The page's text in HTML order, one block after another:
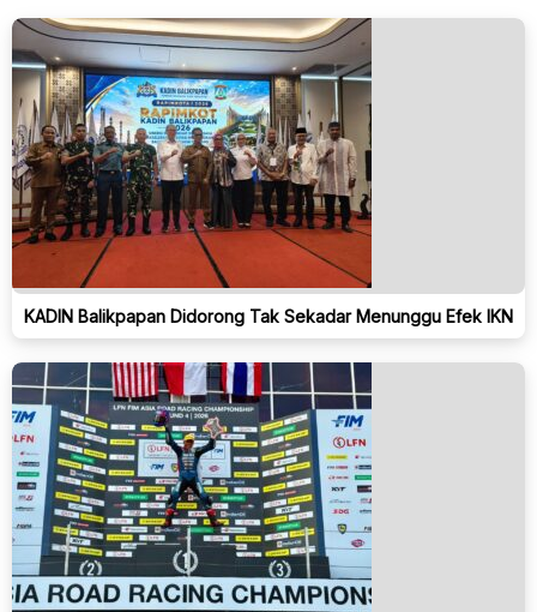
KADIN Balikpapan Didorong Tak Sekadar Menunggu Efek IKN